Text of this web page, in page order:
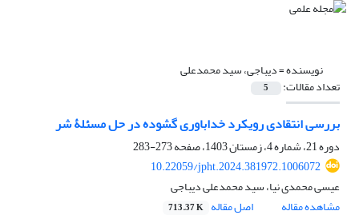
نویسنده =دیباجی، سید محمدعلی
تعداد مقالات: 5
بررسی انتقادی رویکرد خداباوری گشوده در حل مسئلۀ شر
دوره 21، شماره 4، زمستان 1403، صفحه
273-283
10.22059/jpht.2024.381972.1006072
عیسی محمدی نیا، سید محمدعلی دیباجی
مشاهده مقاله
اصل مقاله 713.37 K